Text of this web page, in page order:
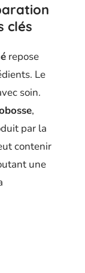
clés
repose
Le
soin.
,
par la
contenir
une